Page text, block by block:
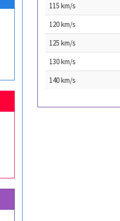
115 km/s
120 km/s
125 km/s
130 km/s
140 km/s